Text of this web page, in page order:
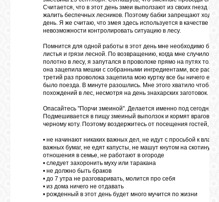
Считается, что в этот день змеи выползают из своих гнезд
жалить беспечных лесников. Поэтому бабки запрещают
день. Я же считаю, что змея здесь используется в качестве
невозможности контролировать ситуацию в лесу.
Помнится для одной работы в этот день мне необходимо
листья и грязи лесной. По возвращению, когда мне случилось
полотно в лесу, я запутался в проволоке прямо на путях
она зацепила мешки с собранными ингредиентами, все
третий раз проволока зацепила мою куртку все бы ничего
было поезда. В минуте разошлись. Мне этого хватило чтобы
похождений в лес, несмотря на день знахарских заготовок.
Опасайтесь "Порчи змеиной". Делается именно под
Подмешивается в пищу змеиный выползок и кормят врагов,
черному коту. Поэтому воздержитесь от посещения гостей,
• не начинают никаких важных дел, не идут с просьбой к
важных бумаг, не едят капусты, не машут кнутом на скотину,
отношения в семье, не работают в огороде
• следует захоронить муху или таракана
• не должно быть браков
• до 7 утра не разговаривать, молится про себя
• из дома ничего не отдавать
• рожденный в этот день будет много мучится по жизни